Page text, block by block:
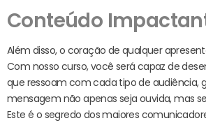
Conteúdo
Além disso, o coração de qualquer
Com nosso curso, você será capaz de
que ressoam com cada tipo de audiência,
mensagem não apenas seja ouvida, mas
Este é o segredo dos maiores